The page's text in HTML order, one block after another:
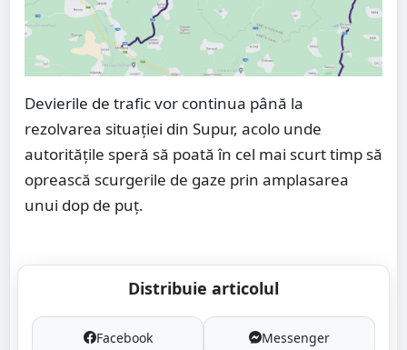
Devierile de trafic vor continua până la
rezolvarea situației din Supur, acolo unde
autoritățile speră să poată în cel mai scurt timp să
oprească scurgerile de gaze prin amplasarea
unui dop de puț.
Distribuie articolul
Facebook Messenger